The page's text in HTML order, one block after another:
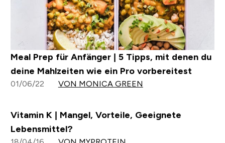
Traum | Die Kraft des Positiven
04/02/19 VON LAUREN DAWES